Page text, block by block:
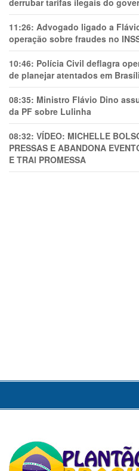
derrubar tarifas ilegais do
11:26: Advogado ligado a
operação sobre fraudes no
10:46: Polícia Civil deflagra
de planejar atentados em
08:35: Ministro Flávio Dino
da PF sobre Lulinha
08:32: VÍDEO: MICHELLE
PRESSAS E ABANDONA
E TRAl PROMESSA